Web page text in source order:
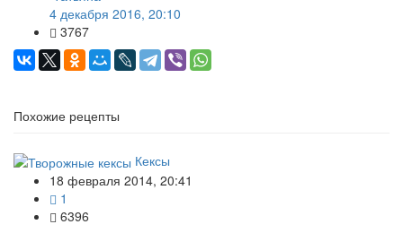
4 декабря 2016, 20:10
3767
Похожие рецепты
Кексы
18 февраля 2014, 20:41
1
6396